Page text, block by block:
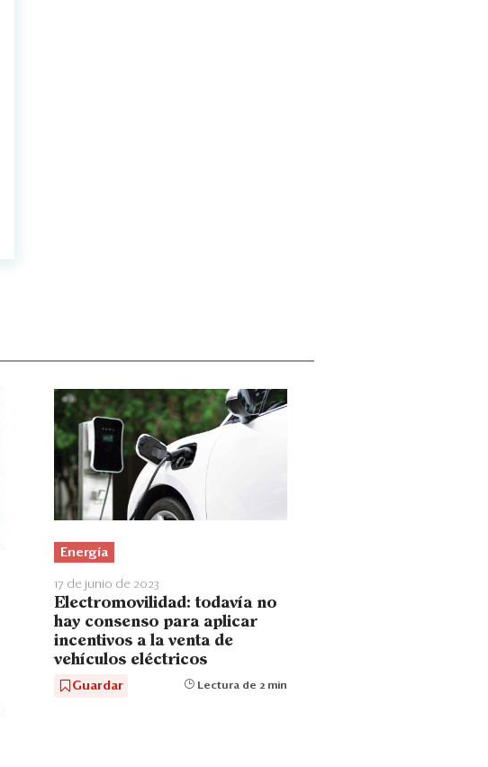
Energía
17 de junio de 2023
Electromovilidad: todavía no
hay consenso para aplicar
incentivos a la venta de
vehículos eléctricos
Guardar Lectura de 2 min